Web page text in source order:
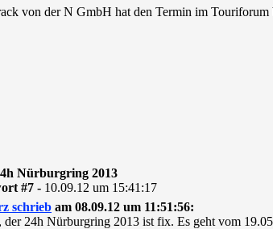
von der N GmbH hat den Termin im Touriforum
Nürburgring 2013
#7 - 10.09.12 um 15:41:17
schrieb am 08.09.12 um 11:51:56:
der 24h Nürburgring 2013 ist fix. Es geht vom